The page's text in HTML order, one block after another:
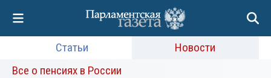
Статьи
Новости
Все о пенсиях в России